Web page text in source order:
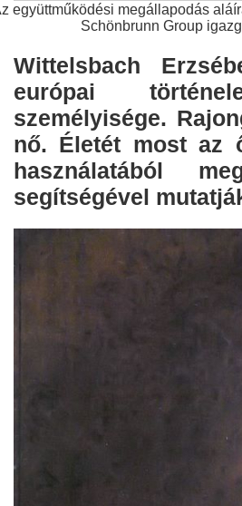
együttműködési megállapodás
Schönbrunn Group
Wittelsbach
európai
személyisége.
nő. Életét most az
használatából
segítségével